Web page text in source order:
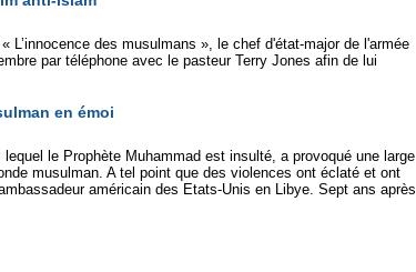
des musulmans », le chef d'état-major de l'armée
par téléphone avec le pasteur Terry Jones afin de lui
en émoi
le Prophète Muhammad est insulté, a provoqué une large
musulman. A tel point que des violences ont éclaté et ont
américain des Etats-Unis en Libye. Sept ans après